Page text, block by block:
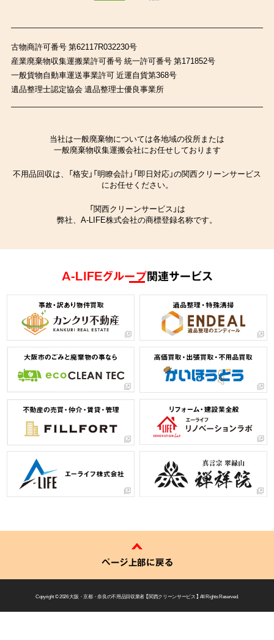
古物商許可番号 第62117R032230号
産業廃棄物収集運搬業許可番号 統一許可番号 第171852号
一般貨物自動車運送事業許可 近運自貨第368号
遺品整理士認定協会 遺品整理士優良事業所
当社は一般廃棄物については各地域の役所または
一般廃棄物収集運搬会社にお任せしております
不用品回収は、「格安」「明瞭会計」「即日対応」の関西クリーンサービス
にお任せください。
「関西クリーンサービス」は
弊社、A-LIFE株式会社の商標登録名称です。
A-LIFEグループ関連サービス
ページ上部に戻る
Copyright © 2026大阪・京都・奈良の不用品回収業者 【 関西クリーンサービス 】 All Rights Reserved.